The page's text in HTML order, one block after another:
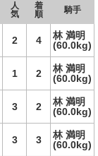
人
気
着
順
騎手
2 4
林 満明
(60.0kg)
1 2
林 満明
(60.0kg)
3 2
林 満明
(60.0kg)
3 3
林 満明
(60.0kg)